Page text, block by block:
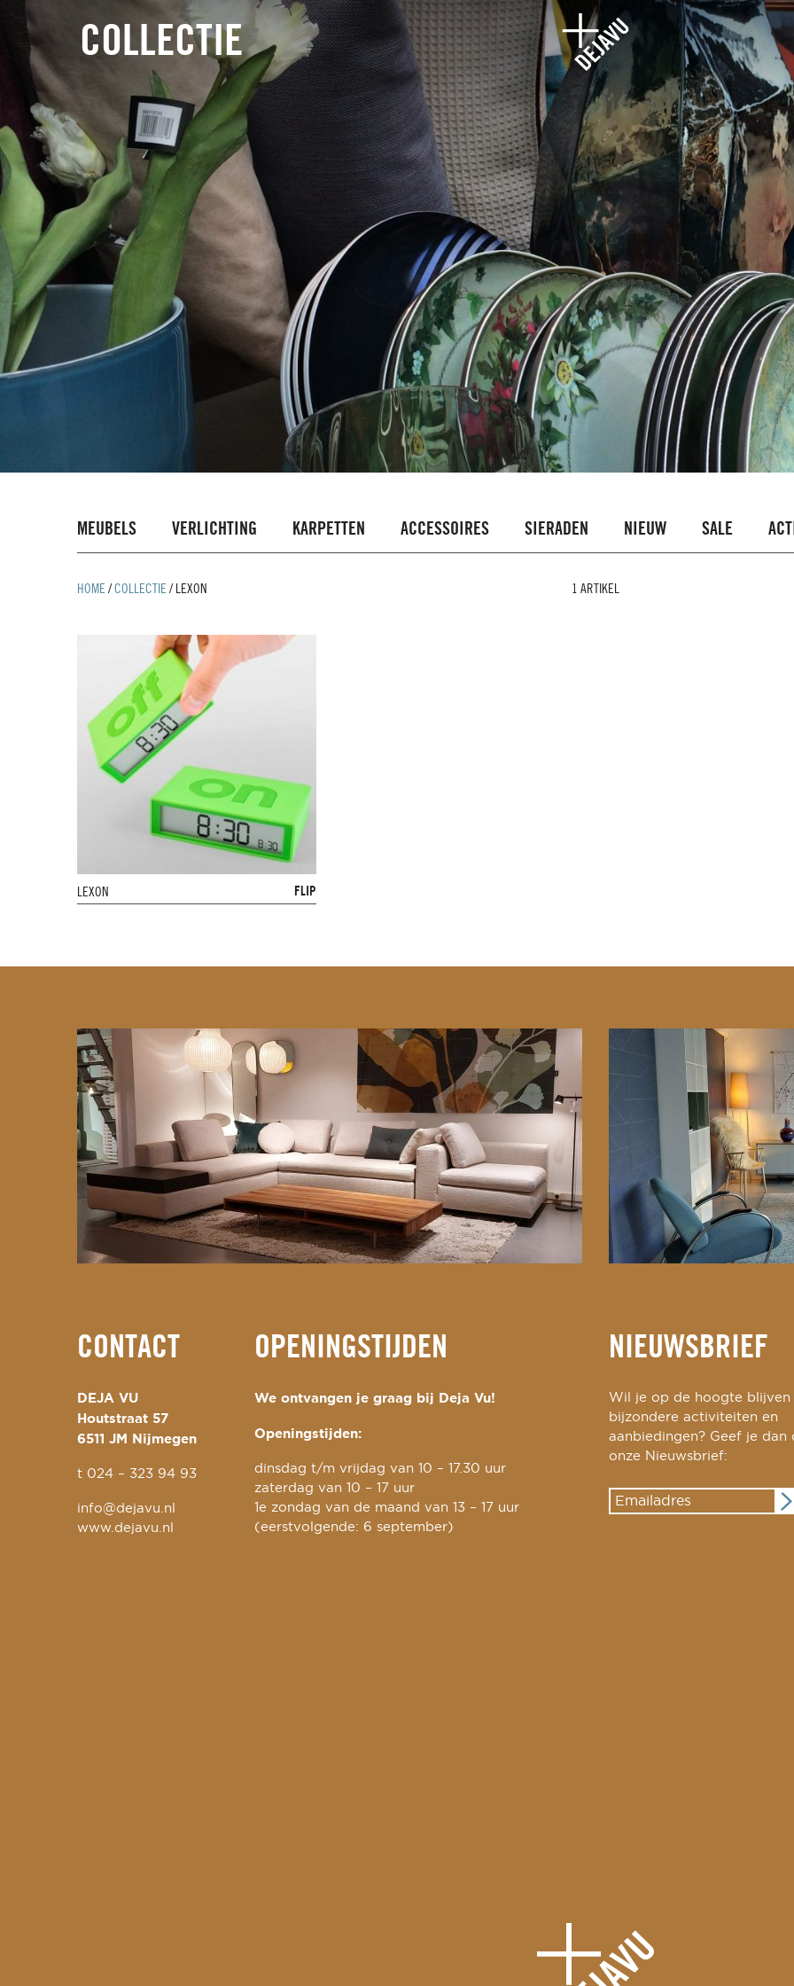
COLLECTIE
MEUBELS VERLICHTING KARPETTEN ACCESSOIRES SIERADEN NIEUW SALE
HOME / COLLECTIE / LEXON 1 ARTIKEL
LEXON FLIP
CONTACT
DEJA VU
Houtstraat 57
6511 JM Nijmegen
t 024 – 323 94 93
info@dejavu.nl
www.dejavu.nl
OPENINGSTIJDEN
We ontvangen je graag bij Deja Vu!
Openingstijden:
dinsdag t/m vrijdag van 10 – 17.30 uur
zaterdag van 10 – 17 uur
1e zondag van de maand van 13 – 17 uur
(eerstvolgende: 6 september)
NIEUWSBRIEF
Wil je op de hoogte blijven
bijzondere activiteiten en
aanbiedingen? Geef je dan
onze Nieuwsbrief: